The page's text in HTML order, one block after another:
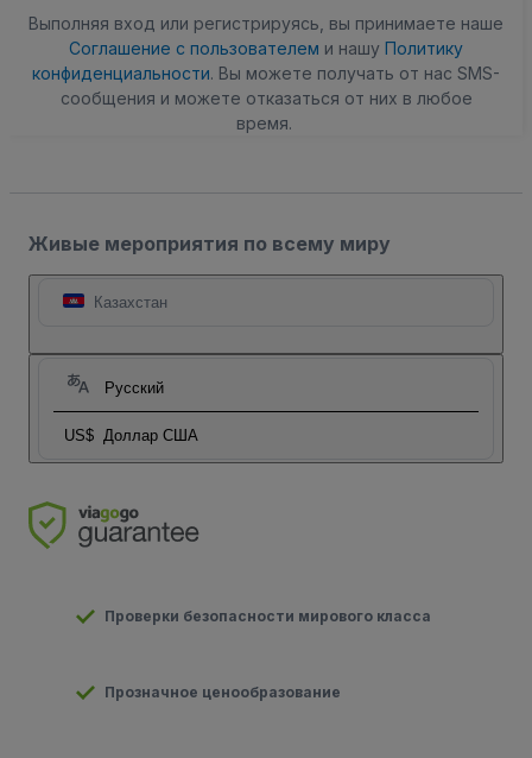
Выполняя вход или регистрируясь, вы принимаете наше
Соглашение с пользователем и нашу Политику
конфиденциальности. Вы можете получать от нас SMS-
сообщения и можете отказаться от них в любое
время.
Живые мероприятия по всему миру
Казахстан
Русский
US$ Доллар США
Проверки безопасности мирового класса
Прозначное ценообразование